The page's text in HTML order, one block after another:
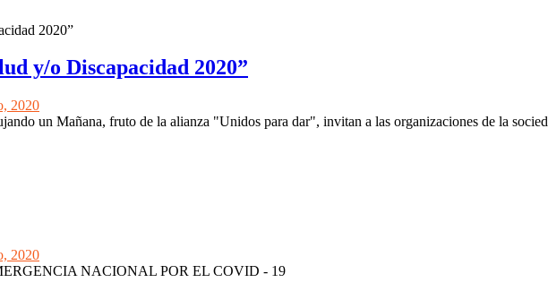
y/o Discapacidad 2020”
2020
un Mañana, fruto de la alianza "Unidos para dar", invitan a las organizaciones de la
2020
NACIONAL POR EL COVID - 19